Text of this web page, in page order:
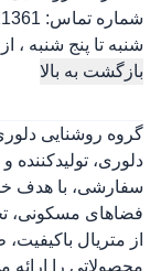
شماره تماس:
شنبه تا پنج شنبه ، از 10 صبح تا 8 شب پاسخگوی شما هستیم.
بازگشت به بالا
گروه روشنایی
دلوری،
سفارشی، با هدف
فضاهای مسکونی،
از متریال
محصولاتی را ارائه